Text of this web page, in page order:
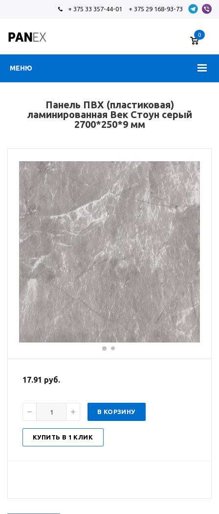
+ 375 33 357-44-01 + 375 29 168-93-73
МЕНЮ
0
Панель ПВХ (пластиковая)
ламинированная Век Стоун серый
2700*250*9 мм
17.91 руб.
В КОРЗИНУ
КУПИТЬ В 1 КЛИК